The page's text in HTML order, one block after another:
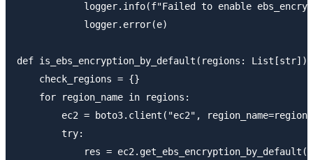
logger.info(f"Failed to enable
            logger.error(e)
def is_ebs_encryption_by_default(regions:
    check_regions = {}
    for region_name in regions:
ec2 = boto3.client("ec2",
        try:
            res = ec2.get_ebs_encryption_by_default()